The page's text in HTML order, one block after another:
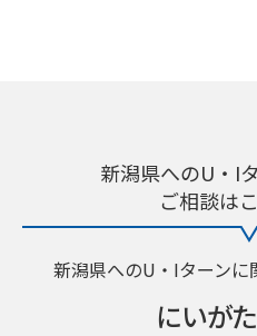
新潟県へのU・I
ご相談は
新潟県へのU・Iターン
にいが